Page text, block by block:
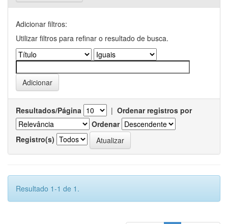
Adicionar filtros:
Utilizar filtros para refinar o resultado de busca.
Resultados/Página | Ordenar registros por
Ordenar
Registro(s)
Resultado 1-1 de 1.